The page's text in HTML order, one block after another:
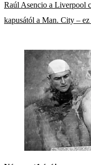
Raúl Asencio a Liverpool
kapusától a Man. City –